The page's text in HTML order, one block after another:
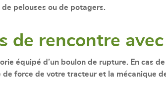
pelouses ou de potagers.
de rencontre
équipé d’un boulon de rupture. En cas
force de votre tracteur et la mécanique